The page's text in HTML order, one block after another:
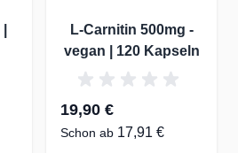
L-Carnitin 500mg -
vegan | 120 Kapseln
19,90 €
Schon ab 17,91 €